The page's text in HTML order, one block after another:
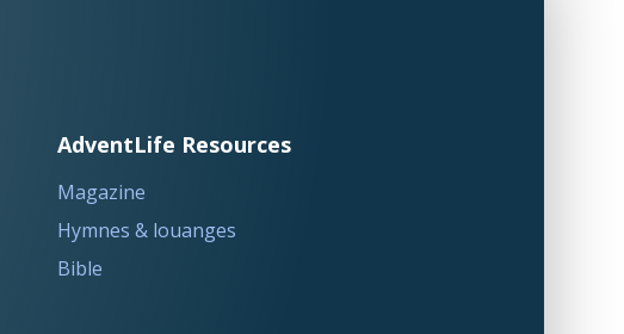
AdventLife Resources
Magazine
Hymnes & louanges
Bible